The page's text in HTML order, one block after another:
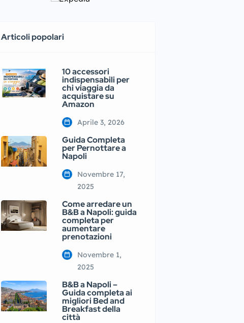
Articoli popolari
10 accessori
indispensabili per
chi viaggia da
acquistare su
Amazon
Aprile 3, 2026
Guida Completa
per Pernottare a
Napoli
Novembre 17,
2025
Come arredare un
B&B a Napoli: guida
completa per
aumentare
prenotazioni
Novembre 1,
2025
B&B a Napoli –
Guida completa ai
migliori Bed and
Breakfast della
città